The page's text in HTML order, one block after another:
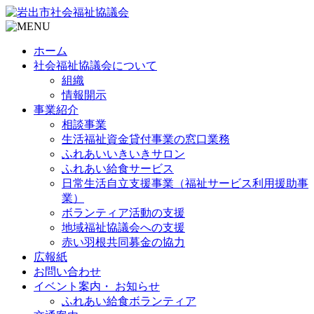
ホーム
社会福祉協議会について
組織
情報開示
事業紹介
相談事業
生活福祉資金貸付事業の窓口業務
ふれあいいきいきサロン
ふれあい給食サービス
日常生活自立支援事業（福祉サービス利用援助事
業）
ボランティア活動の支援
地域福祉協議会への支援
赤い羽根共同募金の協力
広報紙
お問い合わせ
イベント案内・ お知らせ
ふれあい給食ボランティア